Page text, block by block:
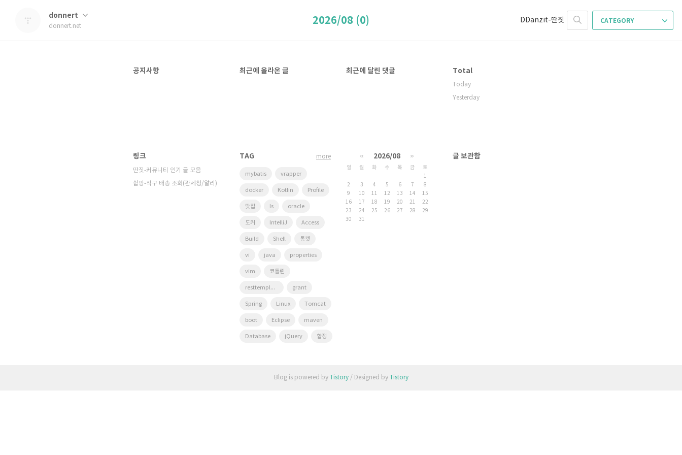
donnert
donnert.net
DDanzit-딴짓 CATEGORY
2026/08 (0)
공지사항 최근에 올라온 글 최근에 달린 댓글 Total
Today
Yesterday
링크
딴짓-커뮤니티 인기 글 모음
쉽팡-직구 배송 조회(관세청/알리)
TAG
mybatis vrapper
docker Kotlin Profile
맛집 ls oracle
도커 IntelliJ Access
Build Shell 톰캣
vi java properties
vim 코틀린
resttemplate grant
Spring Linux Tomcat
boot Eclipse maven
Database jQuery 합정
more « 2026/08 »
일 월 화 수 목 금
토
1
2
3 4 5 6 7
8
9
10 11 12 13 14
15
16
17 18 19 20 21
22
23
24 25 26 27 28
29
30
31
글 보관함
Blog is powered by Tistory/ Designed by Tistory